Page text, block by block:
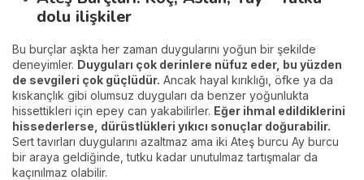
dolu ilişkiler
Bu burçlar aşkta her zaman duygularını yoğun bir şekilde
deneyimler. Duyguları çok derinlere nüfuz eder, bu yüzden
de sevgileri çok güçlüdür. Ancak hayal kırıklığı, öfke ya da
kıskançlık gibi olumsuz duyguları da benzer yoğunlukta
hissettikleri için epey can yakabilirler. Eğer ihmal edildiklerini
hissederlerse, dürüstlükleri yıkıcı sonuçlar doğurabilir.
Sert tavırları duygularını azaltmaz ama iki Ateş burcu Ay burcu
bir araya geldiğinde, tutku kadar unutulmaz tartışmalar da
kaçınılmaz olabilir.